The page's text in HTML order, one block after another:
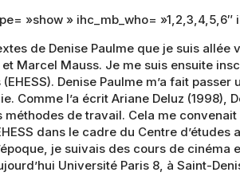
»show » ihc_mb_who= »1,2,3,4,5,6″
de Denise Paulme que je suis allée
Marcel Mauss. Je me suis ensuite
Denise Paulme m’a fait
Comme l’a écrit Ariane Deluz (1998),
de travail. Cela me convenait
dans le cadre du Centre
je suivais des cours de cinéma
Université Paris 8, à Saint-